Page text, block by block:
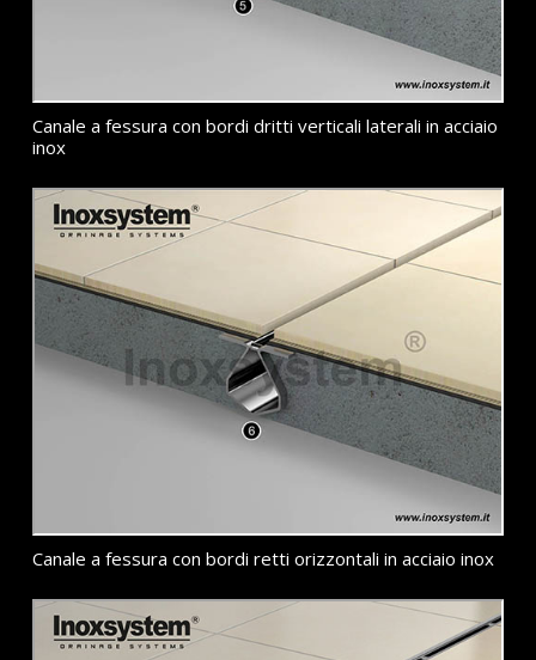
Canale a fessura con bordi dritti verticali laterali in acciaio
inox
Canale a fessura con bordi retti orizzontali in acciaio inox